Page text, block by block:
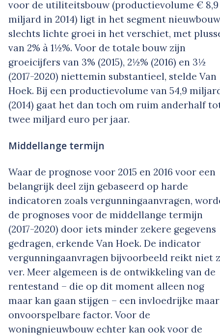
voor de utiliteitsbouw (productievolume € 8,9
miljard in 2014) ligt in het segment nieuwbouw
slechts lichte groei in het verschiet, met
van 2% à 1½%. Voor de totale bouw zijn
groeicijfers van 3% (2015), 2½% (2016) en 3½
(2017-2020) niettemin substantieel, stelde Van
Hoek. Bij een productievolume van 54,9
(2014) gaat het dan toch om ruim anderhalf
twee miljard euro per jaar.
Middellange termijn
Waar de prognose voor 2015 en 2016 voor een
belangrijk deel zijn gebaseerd op harde
indicatoren zoals vergunningaanvragen,
de prognoses voor de middellange termijn
(2017-2020) door iets minder zekere gegevens
gedragen, erkende Van Hoek. De indicator
vergunningaanvragen bijvoorbeeld reikt niet
ver. Meer algemeen is de ontwikkeling van de
rentestand – die op dit moment alleen nog
maar kan gaan stijgen – een invloedrijke maar
onvoorspelbare factor. Voor de
woningnieuwbouw echter kan ook voor de